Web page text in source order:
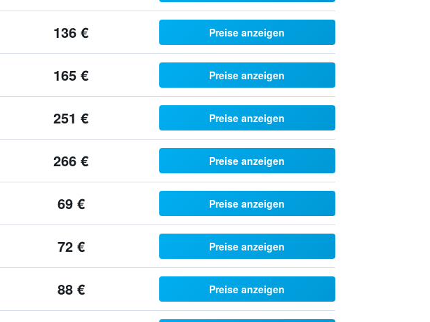
136 € Preise anzeigen
165 € Preise anzeigen
251 € Preise anzeigen
266 € Preise anzeigen
69 € Preise anzeigen
72 € Preise anzeigen
88 € Preise anzeigen